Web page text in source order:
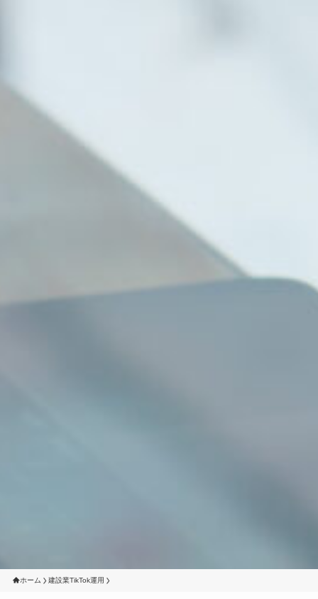
ホーム 建設業TikTok運用